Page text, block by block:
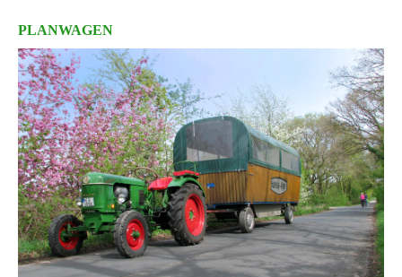
PLANWAGEN